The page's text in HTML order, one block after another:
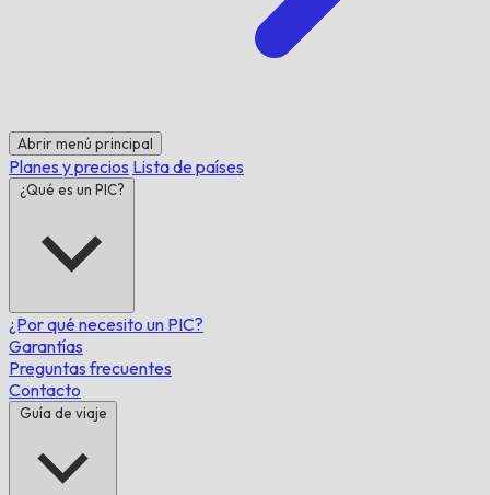
Abrir menú principal
Planes y precios Lista de países
¿Qué es un PIC?
¿Por qué necesito un PIC?
Garantías
Preguntas frecuentes
Contacto
Guía de viaje